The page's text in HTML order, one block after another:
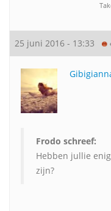
25 juni 2016 - 13:33
Frodo schreef:
Hebben jullie
zijn?